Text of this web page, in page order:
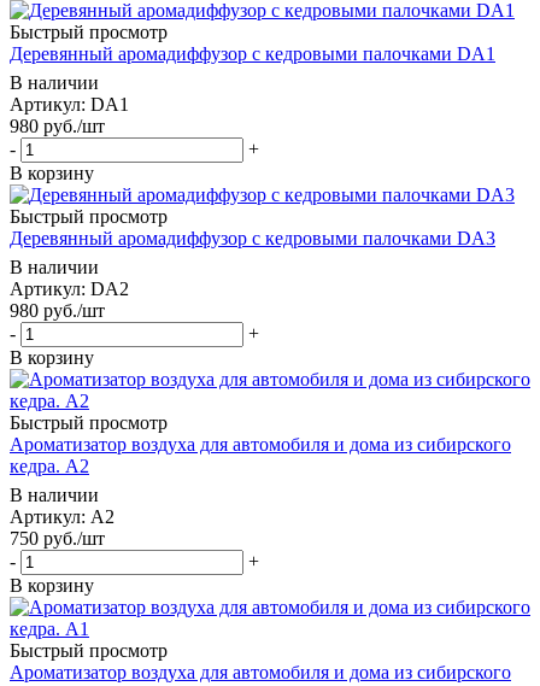
Быстрый просмотр
Деревянный аромадиффузор с кедровыми палочками DA1
В наличии
Артикул: DA1
980 руб./шт
-
+
В корзину
Быстрый просмотр
Деревянный аромадиффузор с кедровыми палочками DA3
В наличии
Артикул: DA2
980 руб./шт
-
+
В корзину
Быстрый просмотр
Ароматизатор воздуха для автомобиля и дома из сибирского
кедра. A2
В наличии
Артикул: A2
750 руб./шт
-
+
В корзину
Быстрый просмотр
Ароматизатор воздуха для автомобиля и дома из сибирского